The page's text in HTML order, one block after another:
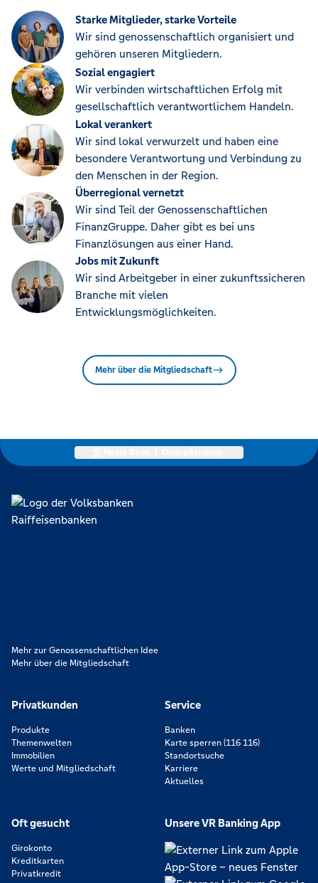
Starke Mitglieder, starke Vorteile
Wir sind genossenschaftlich organisiert und
gehören unseren Mitgliedern.
Sozial engagiert
Wir verbinden wirtschaftlichen Erfolg mit
gesellschaftlich verantwortlichem Handeln.
Lokal verankert
Wir sind lokal verwurzelt und haben eine
besondere Verantwortung und Verbindung zu
den Menschen in der Region.
Überregional vernetzt
Wir sind Teil der Genossenschaftlichen
FinanzGruppe. Daher gibt es bei uns
Finanzlösungen aus einer Hand.
Jobs mit Zukunft
Wir sind Arbeitgeber in einer zukunftssicheren
Branche mit vielen
Entwicklungsmöglichkeiten.
Mehr über die Mitgliedschaft
Mehr zur Genossenschaftlichen Idee
Mehr über die Mitgliedschaft
Privatkunden
Produkte
Themenwelten
Immobilien
Werte und Mitgliedschaft
Service
Banken
Karte sperren (116 116)
Standortsuche
Karriere
Aktuelles
Oft gesucht
Girokonto
Kreditkarten
Privatkredit
Unsere VR Banking App